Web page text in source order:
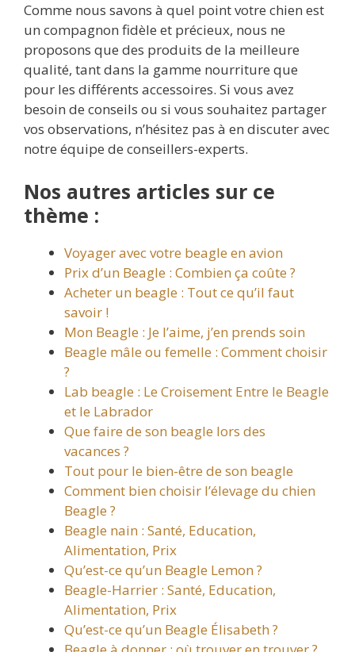
Comme nous savons à quel point votre chien est
un compagnon fidèle et précieux, nous ne
proposons que des produits de la meilleure
qualité, tant dans la gamme nourriture que
pour les différents accessoires. Si vous avez
besoin de conseils ou si vous souhaitez partager
vos observations, n’hésitez pas à en discuter avec
notre équipe de conseillers-experts.
Nos autres articles sur ce
thème :
Voyager avec votre beagle en avion
Prix d’un Beagle : Combien ça coûte ?
Acheter un beagle : Tout ce qu’il faut
savoir !
Mon Beagle : Je l’aime, j’en prends soin
Beagle mâle ou femelle : Comment choisir
?
Lab beagle : Le Croisement Entre le Beagle
et le Labrador
Que faire de son beagle lors des
vacances ?
Tout pour le bien-être de son beagle
Comment bien choisir l’élevage du chien
Beagle ?
Beagle nain : Santé, Education,
Alimentation, Prix
Qu’est-ce qu’un Beagle Lemon ?
Beagle-Harrier : Santé, Education,
Alimentation, Prix
Qu’est-ce qu’un Beagle Élisabeth ?